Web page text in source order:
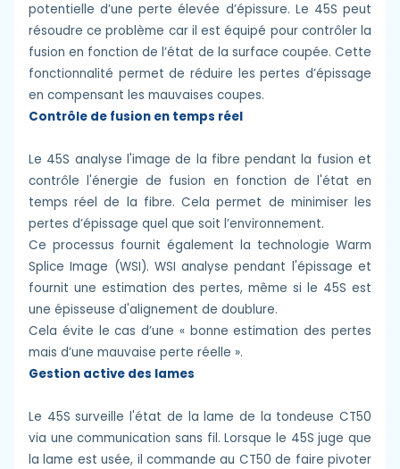
potentielle d’une perte élevée d’épissure. Le 45S peut
résoudre ce problème car il est équipé pour contrôler la
fusion en fonction de l’état de la surface coupée. Cette
fonctionnalité permet de réduire les pertes d’épissage
en compensant les mauvaises coupes.
Contrôle de fusion en temps réel
Le 45S analyse l'image de la fibre pendant la fusion et
contrôle l'énergie de fusion en fonction de l'état en
temps réel de la fibre. Cela permet de minimiser les
pertes d’épissage quel que soit l’environnement.
Ce processus fournit également la technologie Warm
Splice Image (WSI). WSI analyse pendant l'épissage et
fournit une estimation des pertes, même si le 45S est
une épisseuse d'alignement de doublure.
Cela évite le cas d’une « bonne estimation des pertes
mais d’une mauvaise perte réelle ».
Gestion active des lames
Le 45S surveille l'état de la lame de la tondeuse CT50
via une communication sans fil. Lorsque le 45S juge que
la lame est usée, il commande au CT50 de faire pivoter